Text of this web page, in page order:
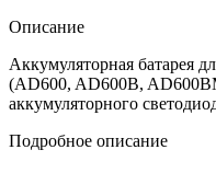
Описание
Аккумуляторная батарея
(AD600, AD600B,
аккумуляторного
Подробное описание